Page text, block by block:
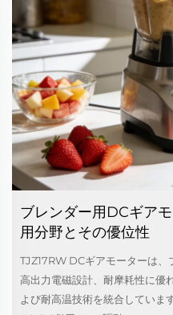
ブレンダー用DCギア
用分野とその優位性
TJZ17RW DCギアモーターは、
高出力電磁設計、耐摩耗性に優
よび耐高温技術を統合していま